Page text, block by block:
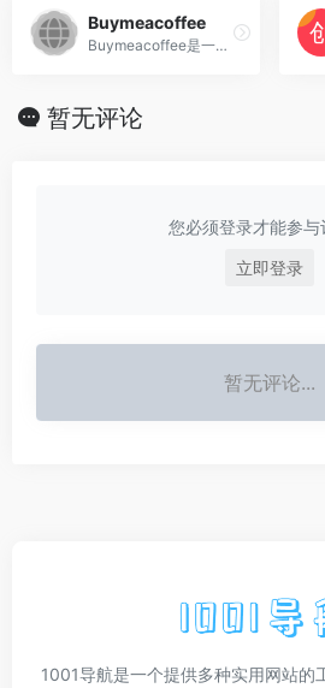
Buymeacoffee
Buymeacoffee是一个为独立创作者提供小额资金支持的在线平台，成立于2018年，允许创作者通过设置会员等级、商店、佣金等功能，通过在页面上“买咖啡”的方式提供小额资金支持，以鼓励内容创作者继续创作。
暂无评论
您必须登录才能参与
立即登录
暂无评论...
1001导航是一个提供多种实用网站的